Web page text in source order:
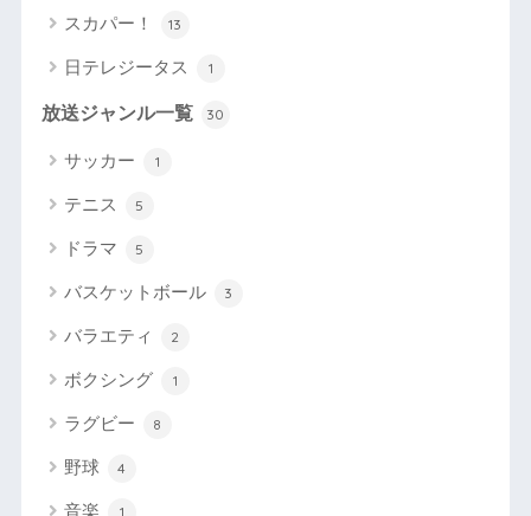
スカパー！ 13
日テレジータス 1
放送ジャンル一覧 30
サッカー 1
テニス 5
ドラマ 5
バスケットボール 3
バラエティ 2
ボクシング 1
ラグビー 8
野球 4
音楽 1